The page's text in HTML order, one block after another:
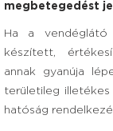
megbetegedést
Ha a
készített,
annak gyanúja
területileg illetékes
hatóság